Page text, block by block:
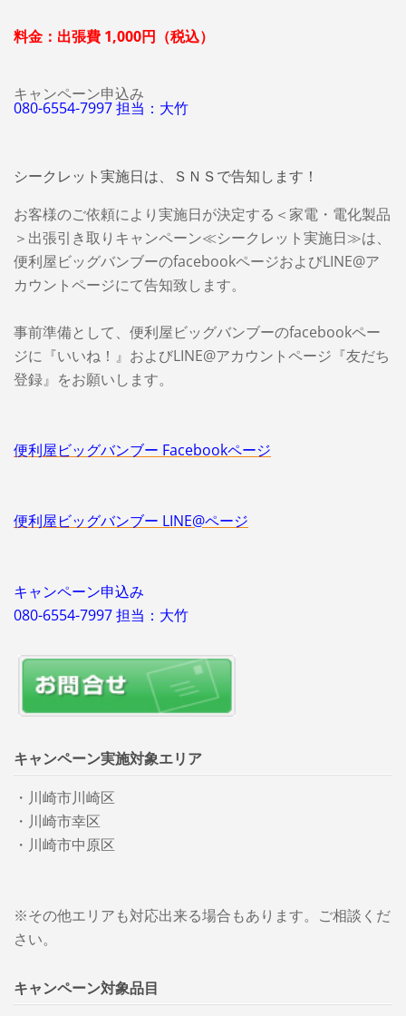
料金：出張費 1,000円（税込）
キャンペーン申込み
080-6554-7997 担当：大竹
シークレット実施日は、ＳＮＳで告知します！
お客様のご依頼により実施日が決定する＜家電・電化製品
＞出張引き取りキャンペーン≪シークレット実施日≫は、
便利屋ビッグバンブーのfacebookページおよびLINE@ア
カウントページにて告知致します。
事前準備として、便利屋ビッグバンブーのfacebookペー
ジに『いいね！』およびLINE@アカウントページ『友だち
登録』をお願いします。
便利屋ビッグバンブー Facebookページ
便利屋ビッグバンブー LINE@ページ
キャンペーン申込み
080-6554-7997 担当：大竹
キャンペーン実施対象エリア
・川崎市川崎区
・川崎市幸区
・川崎市中原区
※その他エリアも対応出来る場合もあります。ご相談くだ
さい。
キャンペーン対象品目